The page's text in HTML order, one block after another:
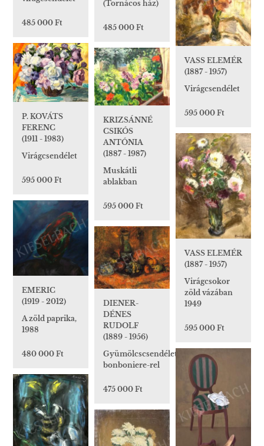
485 000 Ft
(Tornácos ház)
485 000 Ft
VASS ELEMÉR
(1887 - 1957)
Virágcsendélet
595 000 Ft
P. KOVÁTS
FERENC
(1911 - 1983)
Virágcsendélet
595 000 Ft
KRIZSÁNNÉ
CSIKÓS
ANTÓNIA
(1887 - 1987)
Muskátli
ablakban
595 000 Ft
VASS ELEMÉR
(1887 - 1957)
Virágcsokor
zöld vázában
1949
595 000 Ft
EMERIC
(1919 - 2012)
A zöld paprika,
1988
480 000 Ft
DIENER-
DÉNES
RUDOLF
(1889 - 1956)
Gyümölcscsendélet
bonboniere-rel
475 000 Ft